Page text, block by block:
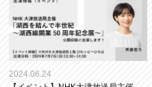
2024.06.24